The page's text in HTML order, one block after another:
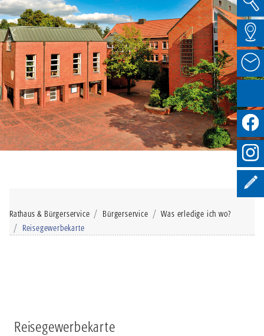
Rathaus & Bürgerservice Bürgerservice
Was erledige ich wo?
Reisegewerbekarte
Reisegewerbekarte